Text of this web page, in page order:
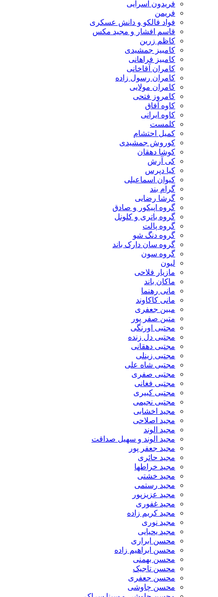
فریدون آسرایی
فریمن
فواد فالکو و دانش عسکری
قاسم افشار و مجید مکس
کاظم زرین
کامبیز جمشیدی
کامبیز فراهانی
کامران آقاخانی
کامران رسول زاده
کامران مولایی
کامروز فتحی
کاوه آفاق
کاوه ایرانی
کلمست
کمیل احتشام
کوروش جمشیدی
کوشا دهقان
کی آرش
کیا دپرس
کیوان اسماعیلی
گرام بند
گرشا رضایی
گروه اپیکور و صادق
گروه باتری و کلونل
گروه پالت
گروه دنگ شو
گروه سان دارک باند
گروه سون
لیون
مازیار فلاحی
ماکان باند
مانی رهنما
مانی کاکاوند
مبین جعفری
متین صفر پور
مجتبی اورنگی
مجتبی دل زنده
مجتبی دهقانی
مجتبی زینلی
مجتبی شاه علی
مجتبی صفری
مجتبی فغانی
مجتبی کبیری
مجتبی نجیمی
مجید اخشابی
مجید اصلاحی
مجید الوند‎
مجید الوند و سهیل صداقت
مجید جعفر پور
مجید حائری
مجید خراطها
مجید خشتی
مجید رستمی
مجید عزیزپور
مجید غفوری
مجید کریم زاده
مجید نوری
مجید یحیایی
محسن ابراری
محسن ابراهیم زاده
محسن بهمنی
محسن تاجیک
محسن جعفری
محسن چاوشی